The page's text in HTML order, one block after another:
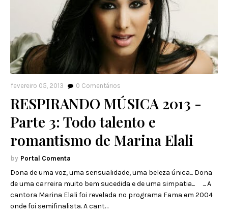
fevereiro 05, 2013 0 Comentários
RESPIRANDO MÚSICA 2013 -
Parte 3: Todo talento e
romantismo de Marina Elali
Portal Comenta
Dona de uma voz, uma sensualidade, uma beleza única... Dona
de uma carreira muito bem sucedida e de uma simpatia... ... A
cantora Marina Elali foi revelada no programa Fama em 2004
onde foi semifinalista. A cant…